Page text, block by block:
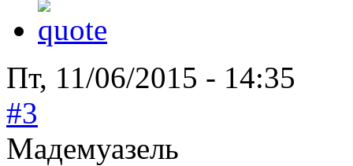
Пт, 11/06/2015 - 14:35
#3
Мадемуазель